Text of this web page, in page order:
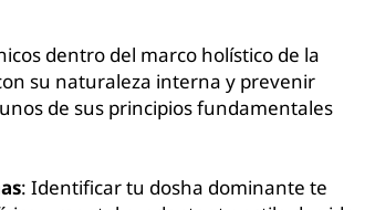
dentro del marco holístico de la
su naturaleza interna y prevenir
de sus principios fundamentales
: Identificar tu dosha dominante te